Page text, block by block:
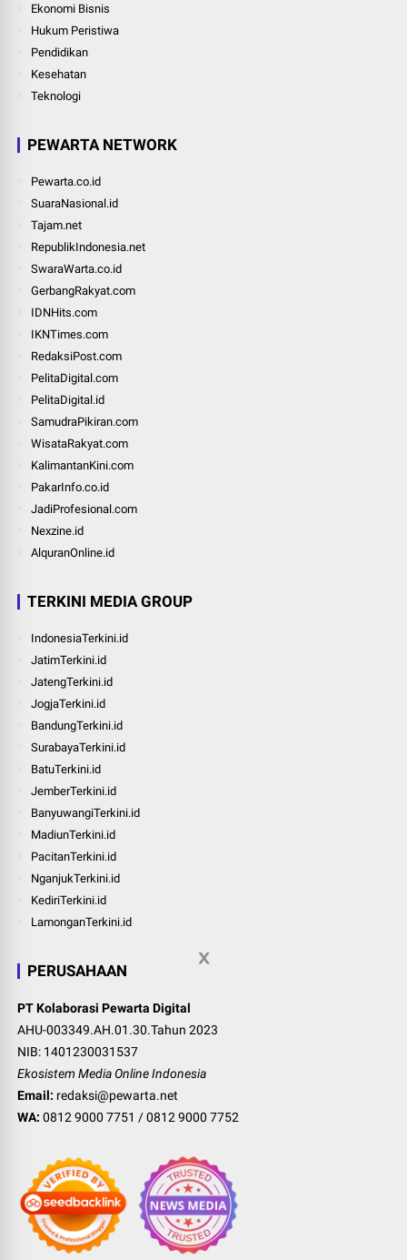
Ekonomi Bisnis
Hukum Peristiwa
Pendidikan
Kesehatan
Teknologi
PEWARTA NETWORK
Pewarta.co.id
SuaraNasional.id
Tajam.net
RepublikIndonesia.net
SwaraWarta.co.id
GerbangRakyat.com
IDNHits.com
IKNTimes.com
RedaksiPost.com
PelitaDigital.com
PelitaDigital.id
SamudraPikiran.com
WisataRakyat.com
KalimantanKini.com
PakarInfo.co.id
JadiProfesional.com
Nexzine.id
AlquranOnline.id
TERKINI MEDIA GROUP
IndonesiaTerkini.id
JatimTerkini.id
JatengTerkini.id
JogjaTerkini.id
BandungTerkini.id
SurabayaTerkini.id
BatuTerkini.id
JemberTerkini.id
BanyuwangiTerkini.id
MadiunTerkini.id
PacitanTerkini.id
NganjukTerkini.id
KediriTerkini.id
LamonganTerkini.id
PERUSAHAAN
PT Kolaborasi Pewarta Digital
AHU-003349.AH.01.30.Tahun 2023
NIB: 1401230031537
Ekosistem Media Online Indonesia
Email: redaksi@pewarta.net
WA: 0812 9000 7751 /0812 9000 7752